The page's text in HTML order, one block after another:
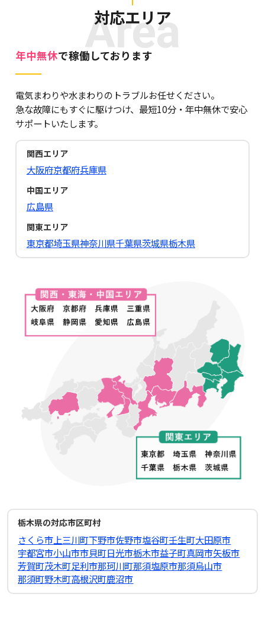
Area
対応エリア
年中無休で稼働しております
電気まわりや水まわりのトラブルお任せください。
急な故障にもすぐに駆けつけ、最短10分・年中無休で安心
サポートいたします。
関西エリア
大阪府京都府兵庫県
中国エリア
広島県
関東エリア
東京都埼玉県神奈川県千葉県茨城県栃木県
栃木県の対応市区町村
さくら市 上三川町下野市佐野市塩谷町壬生町大田原市
宇都宮市小山市市貝町日光市栃木市益子町真岡市矢板市
芳賀町茂木町足利市那珂川町那須塩原市那須烏山市
那須町野木町高根沢町鹿沼市